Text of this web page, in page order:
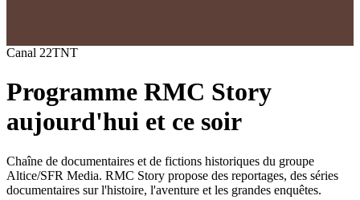
Canal 22TNT
Programme RMC Story
aujourd'hui et ce soir
Chaîne de documentaires et de fictions historiques du groupe
Altice/SFR Media. RMC Story propose des reportages, des séries
documentaires sur l'histoire, l'aventure et les grandes enquêtes.